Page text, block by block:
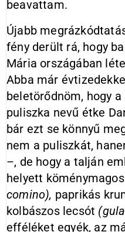
beavattam.
Újabb
fény derült rá, hogy
Mária országában
Abba már
beletörődnöm, hogy
puliszka nevű étke
bár ezt se könnyű
nem a puliszkát,
–, de hogy a talján
helyett
comino), paprikás
kolbászos lecsót
efféléket egyék, az